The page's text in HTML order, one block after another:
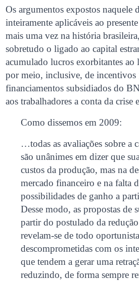
Os argumentos expostos naquele
inteiramente aplicáveis ao
mais uma vez na história
sobretudo o ligado ao capital
acumulado lucros exorbitantes ao
por meio, inclusive, de incentivos
financiamentos subsidiados do
aos trabalhadores a conta da crise
Como dissemos em 2009:
…todas as avaliações sobre a
são unânimes em dizer que
custos da produção, mas na
mercado financeiro e na falta
possibilidades de ganho a
Desse modo, as propostas de
partir do postulado da
revelam-se de todo
descomprometidas com os
que tendem a gerar uma
reduzindo, de forma sempre